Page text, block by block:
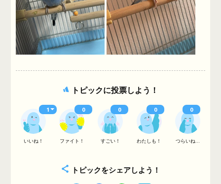
トピックに投票しよう！
いいね！ ファイト！ すごい！ わたしも！ つらいね...
1 0 0 0 0
トピックをシェアしよう！